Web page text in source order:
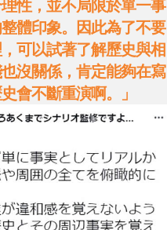
性，並不局限於單一事
體印象。因此為了不要
可以試著了解歷史與相
沒關係，肯定能夠在寫
會不斷重演啊。」